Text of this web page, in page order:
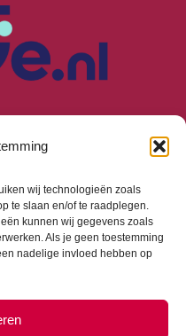
wij technologieën zoals
te slaan en/of te raadplegen.
kunnen wij gegevens zoals
Als je geen toestemming
nadelige invloed hebben op
(EU)